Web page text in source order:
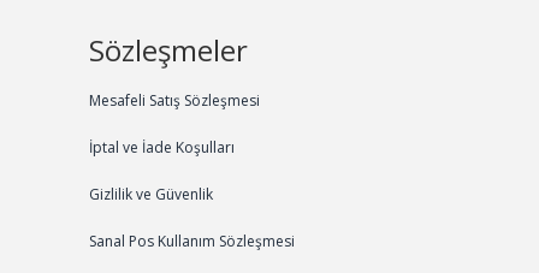
Sözleşmeler
Mesafeli Satış Sözleşmesi
İptal ve İade Koşulları
Gizlilik ve Güvenlik
Sanal Pos Kullanım Sözleşmesi